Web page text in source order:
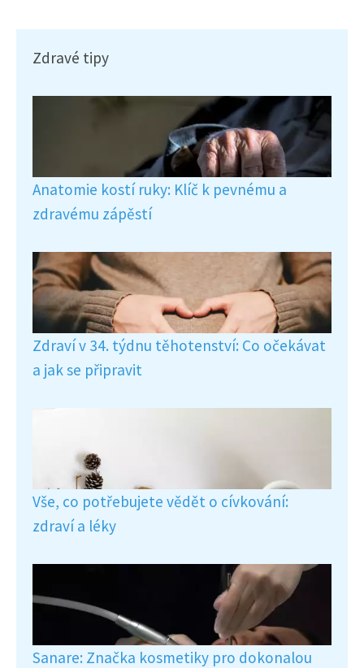
Zdravé tipy
Anatomie kostí ruky: Klíč k pevnému a
zdravému zápěstí
Zdraví v 34. týdnu těhotenství: Co očekávat
a jak se připravit
Vše, co potřebujete vědět o cívkování:
zdraví a léky
Sanare: Značka kosmetiky pro dokonalou